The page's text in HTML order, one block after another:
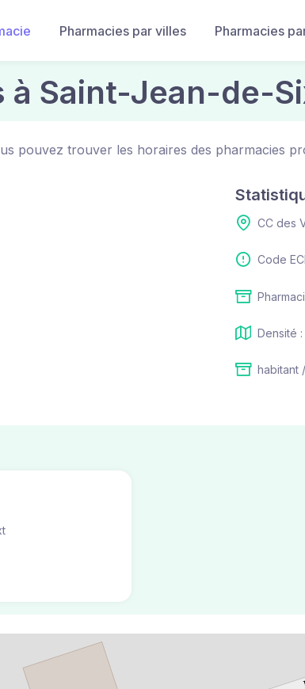
Pharmacies par villes Pharmacies
à Saint-Jean-de-
pouvez trouver les horaires des pharmacies
CC des
Code
Densité
habitant